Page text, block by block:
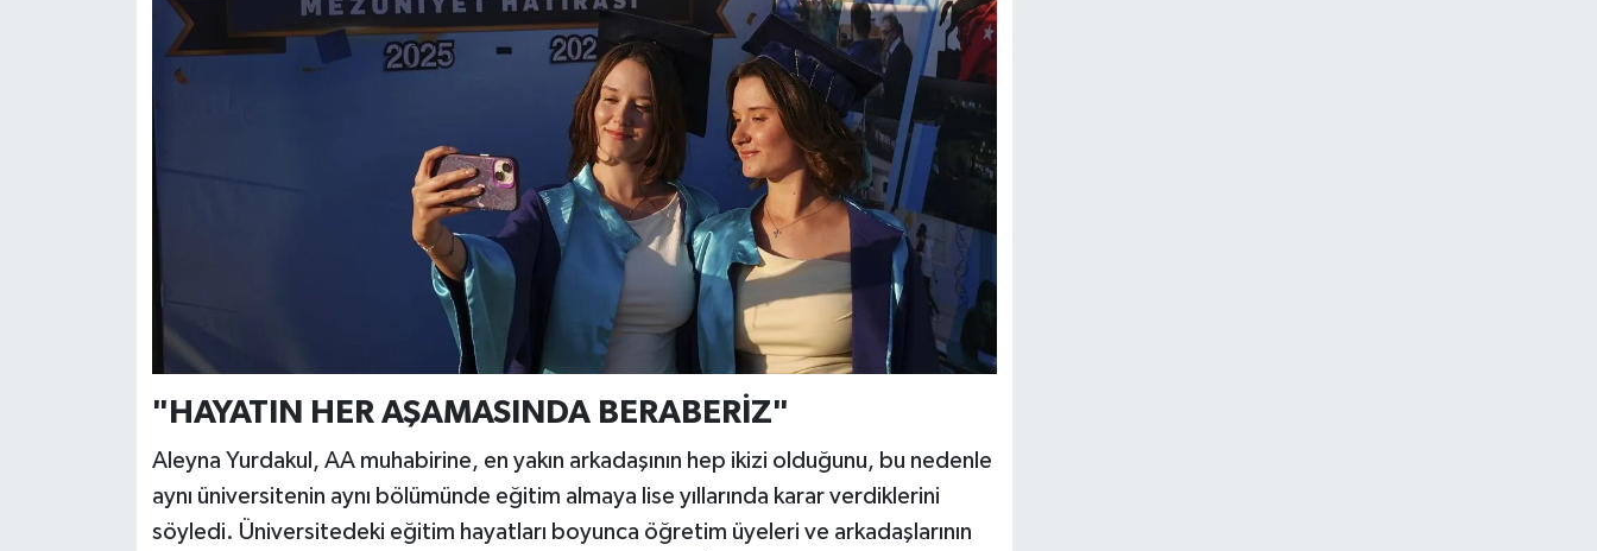
"HAYATIN HER AŞAMASINDA BERABERİZ"
Aleyna Yurdakul, AA muhabirine, en yakın arkadaşının hep ikizi olduğunu, bu nedenle
aynı üniversitenin aynı bölümünde eğitim almaya lise yıllarında karar verdiklerini
söyledi. Üniversitedeki eğitim hayatları boyunca öğretim üyeleri ve arkadaşlarının